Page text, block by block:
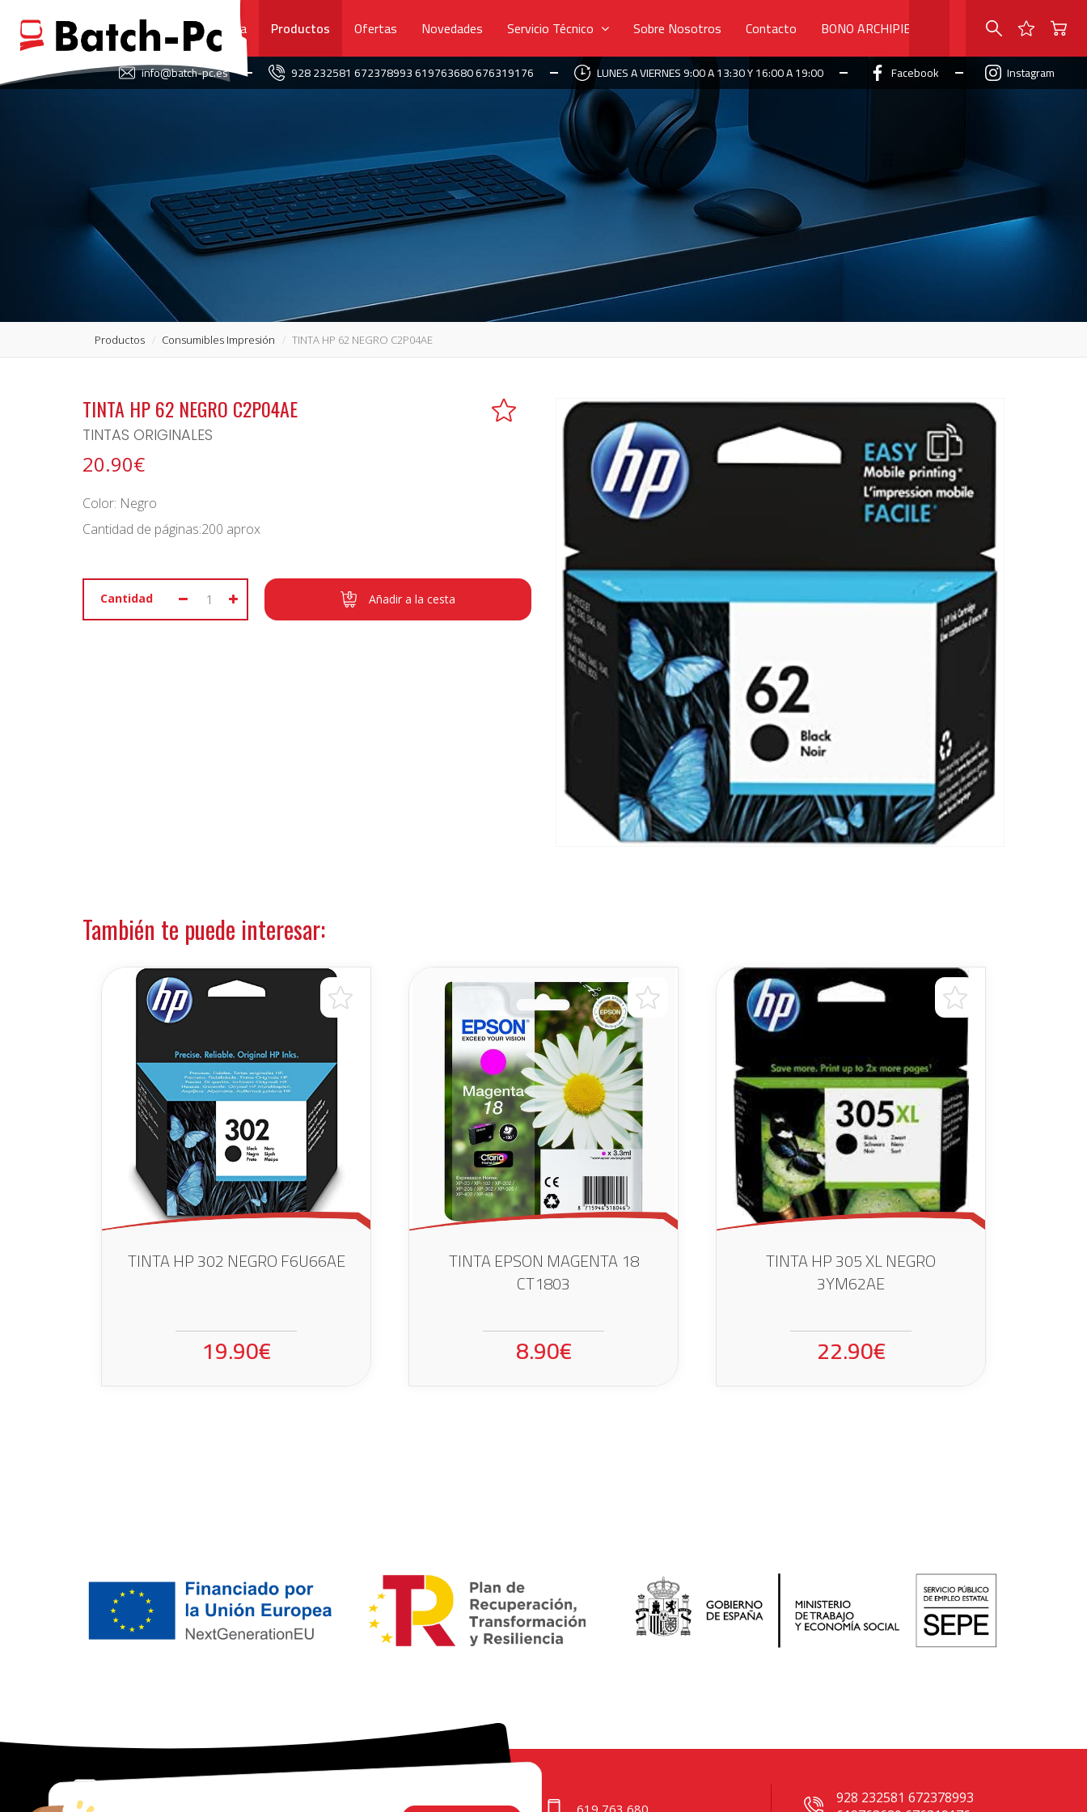
Portada Productos Ofertas Novedades Servicio Técnico Sobre Nosotros Contacto BONO ARCHIPIELAGO
info@batch-pc.es 928 232581 672378993 619763680 676319176 LUNES A VIERNES 9:00 A 13:30 Y 16:00 A 19:00 Facebook Instagram
Productos Consumibles Impresión TINTA HP 62 NEGRO C2P04AE
TINTA HP 62 NEGRO C2P04AE
TINTAS ORIGINALES
20.90€
Color: Negro
Cantidad de páginas:200 aprox
Cantidad Añadir a la cesta
También te puede interesar:
TINTA HP 302 NEGRO F6U66AE
19.90€
TINTA EPSON MAGENTA 18
CT1803
8.90€
TINTA HP 305 XL NEGRO
3YM62AE
22.90€
619 763 680
928 232581 672378993
FAVORITOS